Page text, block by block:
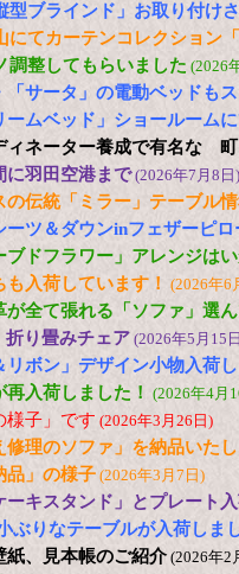
型ブラインド」お取り付け
にてカーテンコレクション
調整してもらいました (2026
「サータ」の電動ベッドも
ームベッド」ショールーム
ィネーター養成で有名な
に羽田空港まで(2026年7月8日)
の伝統「ミラー」テーブル
ーツ＆ダウンinフェザーピ
ブドフラワー」アレンジは
入荷しています！ (2026年6
が全て張れる「ソファ」選
り畳みチェア (2026年5月15
リボン」デザイン小物入荷
入荷しました！ (2026年4月
様子」です (2026年3月26日)
修理のソファ」を納品いた
品」の様子(2026年3月7日)
ーキスタンド」とプレート
ぶりなテーブルが入荷しま
紙、見本帳のご紹介 (2026年2